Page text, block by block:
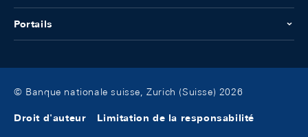
Portails
© Banque nationale suisse, Zurich (Suisse) 2026
Droit d'auteur Limitation de la responsabilité